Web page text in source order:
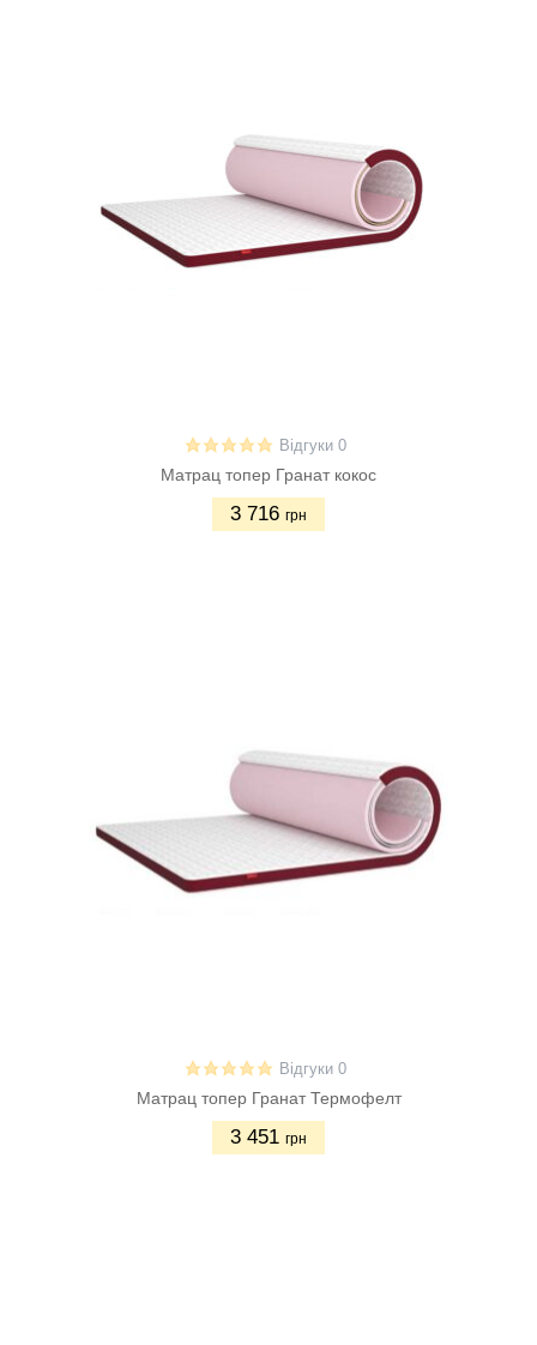
Відгуки 0
Матрац топер Гранат кокос
3 716 грн
Відгуки 0
Матрац топер Гранат Термофелт
3 451 грн